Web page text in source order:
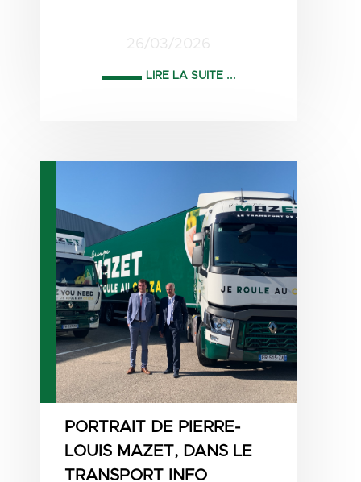
26/03/2026
LIRE LA SUITE ...
PORTRAIT DE PIERRE-
LOUIS MAZET, DANS LE
TRANSPORT INFO